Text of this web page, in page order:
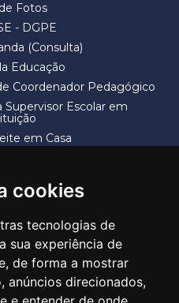
cookies
tecnologias de
sua experiência de
de forma a mostrar
anúncios direcionados,
Fotos
- DGPE
(Consulta)
Educação
Coordenador Pedagógico
Supervisor Escolar em
em Casa
EDUCAÇÃO